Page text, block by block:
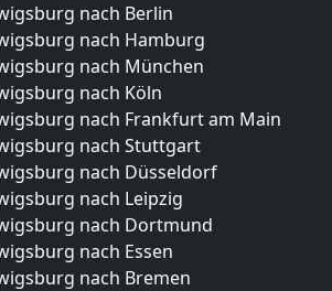
nach Berlin
nach Hamburg
nach München
nach Köln
nach Frankfurt am Main
nach Stuttgart
nach Düsseldorf
nach Leipzig
nach Dortmund
nach Essen
nach Bremen